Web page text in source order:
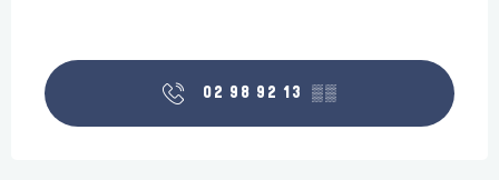
02 98 92 13 ▒▒